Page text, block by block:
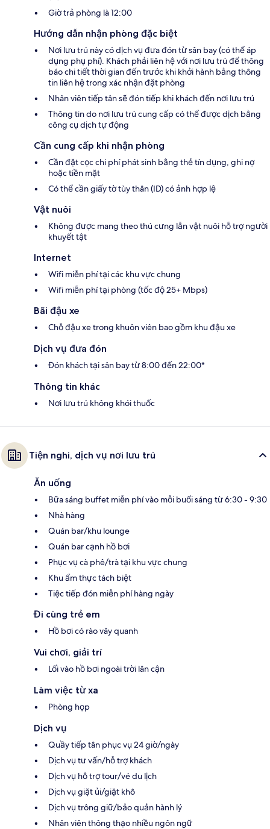
Giờ trả phòng là 12:00
Hướng dẫn nhận phòng đặc biệt
Nơi lưu trú này có dịch vụ đưa đón từ sân bay (có thể áp
dụng phụ phí). Khách phải liên hệ với nơi lưu trú để thông
báo chi tiết thời gian đến trước khi khởi hành bằng thông
tin liên hệ trong xác nhận đặt phòng
Nhân viên tiếp tân sẽ đón tiếp khi khách đến nơi lưu trú
Thông tin do nơi lưu trú cung cấp có thể được dịch bằng
công cụ dịch tự động
Cần cung cấp khi nhận phòng
Cần đặt cọc chi phí phát sinh bằng thẻ tín dụng, ghi nợ
hoặc tiền mặt
Có thể cần giấy tờ tùy thân (ID) có ảnh hợp lệ
Vật nuôi
Không được mang theo thú cưng lẫn vật nuôi hỗ trợ người
khuyết tật
Internet
Wifi miễn phí tại các khu vực chung
Wifi miễn phí tại phòng (tốc độ 25+ Mbps)
Bãi đậu xe
Chỗ đậu xe trong khuôn viên bao gồm khu đậu xe
Dịch vụ đưa đón
Đón khách tại sân bay từ 8:00 đến 22:00*
Thông tin khác
Nơi lưu trú không khói thuốc
Tiện nghi, dịch vụ nơi lưu trú
Ăn uống
Bữa sáng buffet miễn phí vào mỗi buổi sáng từ 6:30 - 9:30
Nhà hàng
Quán bar/khu lounge
Quán bar cạnh hồ bơi
Phục vụ cà phê/trà tại khu vực chung
Khu ẩm thực tách biệt
Tiệc tiếp đón miễn phí hàng ngày
Đi cùng trẻ em
Hồ bơi có rào vây quanh
Vui chơi, giải trí
Lối vào hồ bơi ngoài trời lân cận
Làm việc từ xa
Phòng họp
Dịch vụ
Quầy tiếp tân phục vụ 24 giờ/ngày
Dịch vụ tư vấn/hỗ trợ khách
Dịch vụ hỗ trợ tour/vé du lịch
Dịch vụ giặt ủi/giặt khô
Dịch vụ trông giữ/bảo quản hành lý
Nhân viên thông thạo nhiều ngôn ngữ